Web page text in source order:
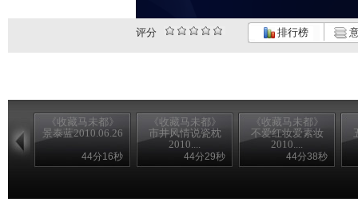
评分 排行榜
《收藏马未都》
景泰蓝2010.06.26
44分16秒
《收藏马未都》
市井风情说瓷枕
2010....
44分29秒
《收藏马未都》
不爱红妆爱素妆
2010....
44分38秒